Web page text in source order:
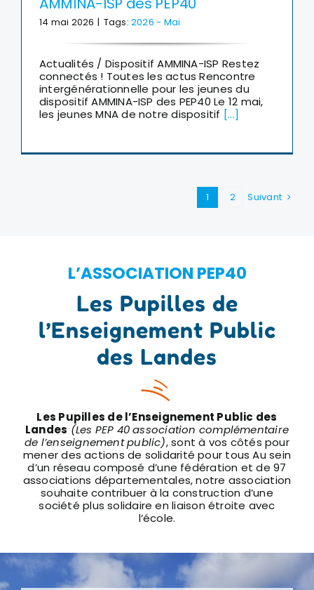
14 mai 2026 | Tags:2026 - Mai
Actualités / Dispositif AMMINA-ISP Restez
connectés ! Toutes les actus Rencontre
intergénérationnelle pour les jeunes du
dispositif AMMINA-ISP des PEP40 Le 12 mai,
les jeunes MNA de notre dispositif [...]
1 2 Suivant
L’ASSOCIATION PEP40
Les Pupilles de
l’Enseignement Public
des Landes
Les Pupilles de l’Enseignement Public des
Landes (Les PEP 40 association complémentaire
de l’enseignement public) , sont à vos côtés pour
mener des actions de solidarité pour tous Au sein
d’un réseau composé d’une fédération et de 97
associations départementales, notre association
souhaite contribuer à la construction d’une
société plus solidaire en liaison étroite avec
l’école.